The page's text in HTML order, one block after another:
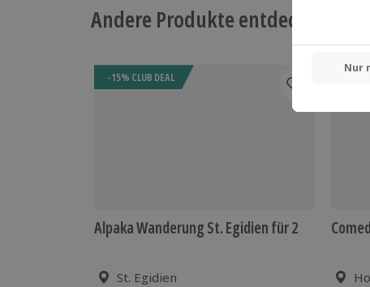
Camper sind willkommen - es gibt
Andere Produkte entdecken
-15% CLUB DEAL
Alpaka Wanderung St. Egidien für 2
St. Egidien